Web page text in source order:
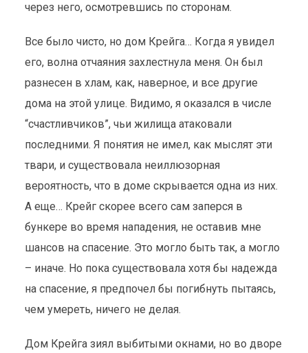
через него, осмотревшись по сторонам.
Все было чисто, но дом Крейга… Когда я увидел
его, волна отчаяния захлестнула меня. Он был
разнесен в хлам, как, наверное, и все другие
дома на этой улице. Видимо, я оказался в числе
“счастливчиков”, чьи жилища атаковали
последними. Я понятия не имел, как мыслят эти
твари, и существовала неиллюзорная
вероятность, что в доме скрывается одна из них.
А еще… Крейг скорее всего сам заперся в
бункере во время нападения, не оставив мне
шансов на спасение. Это могло быть так, а могло
– иначе. Но пока существовала хотя бы надежда
на спасение, я предпочел бы погибнуть пытаясь,
чем умереть, ничего не делая.
Дом Крейга зиял выбитыми окнами, но во дворе